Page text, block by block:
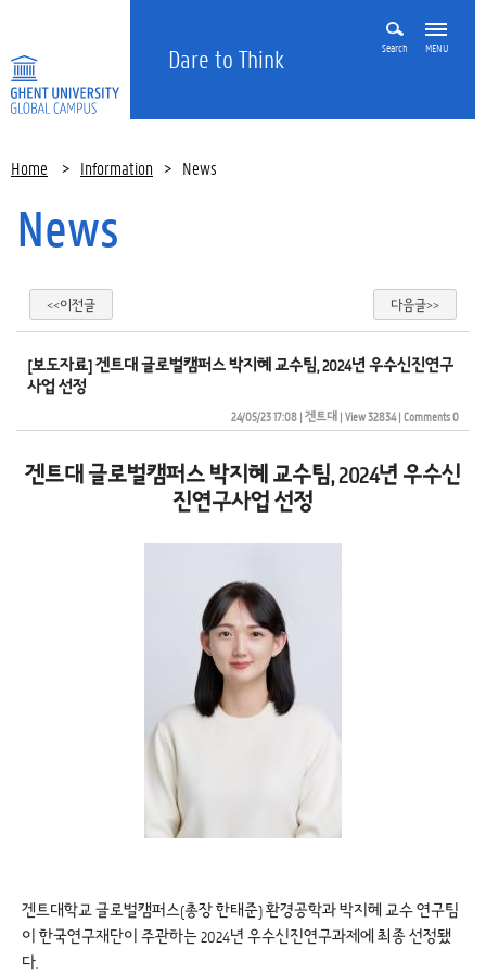
Dare to Think Search MENU
Home > Information > News
News
<<이전글 다음글>>
[보도자료] 겐트대 글로벌캠퍼스 박지혜 교수팀, 2024년 우수신진연구
사업 선정
24/05/23 17:08| 겐트대| View 32834| Comments 0
겐트대 글로벌캠퍼스 박지혜 교수팀, 2024년 우수신
진연구사업 선정
겐트대학교 글로벌캠퍼스(총장 한태준) 환경공학과 박지혜 교수 연구팀
이 한국연구재단이 주관하는 2024년 우수신진연구과제에 최종 선정됐
다.